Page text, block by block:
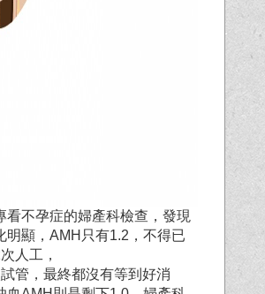
看不孕症的婦產科檢查，發現
明顯，AMH只有1.2，不得已
人工，
管，最終都沒有等到好消